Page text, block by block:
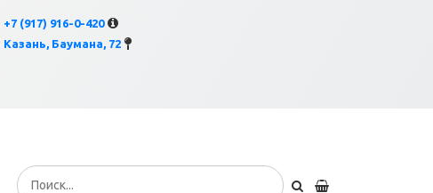
+7 (917) 916-0-420
Казань, Баумана, 72